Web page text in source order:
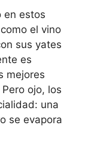
en estos
el vino
sus yates
es
mejores
ojo, los
una
se evapora